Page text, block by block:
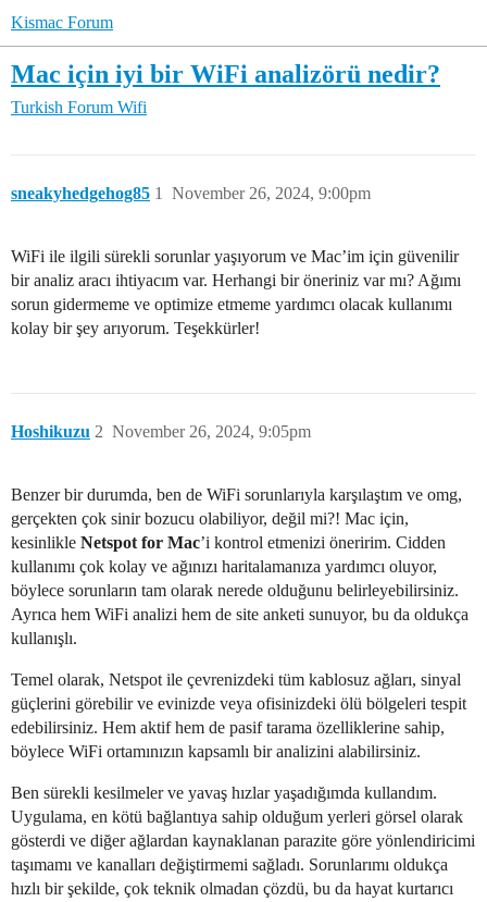
Kismac Forum
Mac için iyi bir WiFi analizörü nedir?
Turkish Forum Wifi
sneakyhedgehog85 November 26, 2024, 9:00pm
1
WiFi ile ilgili sürekli sorunlar yaşıyorum ve Mac’im için güvenilir
bir analiz aracı ihtiyacım var. Herhangi bir öneriniz var mı? Ağımı
sorun gidermeme ve optimize etmeme yardımcı olacak kullanımı
kolay bir şey arıyorum. Teşekkürler!
Hoshikuzu November 26, 2024, 9:05pm
2
Benzer bir durumda, ben de WiFi sorunlarıyla karşılaştım ve omg,
gerçekten çok sinir bozucu olabiliyor, değil mi?! Mac için,
kesinlikle Netspot for Mac’i kontrol etmenizi öneririm. Cidden
kullanımı çok kolay ve ağınızı haritalamanıza yardımcı oluyor,
böylece sorunların tam olarak nerede olduğunu belirleyebilirsiniz.
Ayrıca hem WiFi analizi hem de site anketi sunuyor, bu da oldukça
kullanışlı.
Temel olarak, Netspot ile çevrenizdeki tüm kablosuz ağları, sinyal
güçlerini görebilir ve evinizde veya ofisinizdeki ölü bölgeleri tespit
edebilirsiniz. Hem aktif hem de pasif tarama özelliklerine sahip,
böylece WiFi ortamınızın kapsamlı bir analizini alabilirsiniz.
Ben sürekli kesilmeler ve yavaş hızlar yaşadığımda kullandım.
Uygulama, en kötü bağlantıya sahip olduğum yerleri görsel olarak
gösterdi ve diğer ağlardan kaynaklanan parazite göre yönlendiricimi
taşımamı ve kanalları değiştirmemi sağladı. Sorunlarımı oldukça
hızlı bir şekilde, çok teknik olmadan çözdü, bu da hayat kurtarıcı